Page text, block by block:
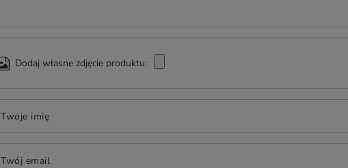
Dodaj własne zdjęcie produktu:
Twoje imię
Twój email